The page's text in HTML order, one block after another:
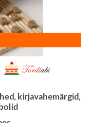
kirjavahemärgid,